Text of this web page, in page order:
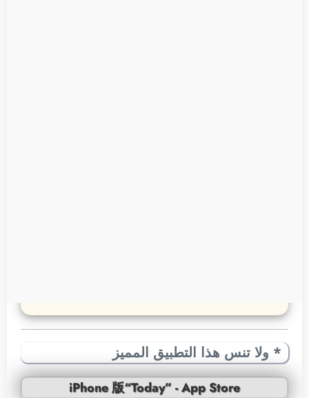
* ولا تنس هذا التطبيق المميز
iPhone 版“Today” - App Store